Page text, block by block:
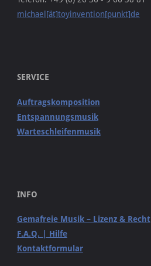
michael[ät]toyinvention[punkt]de
SERVICE
Auftragskomposition
Entspannungsmusik
Warteschleifenmusik
INFO
Gemafreie Musik – Lizenz & Recht
F.A.Q. | Hilfe
Kontaktformular